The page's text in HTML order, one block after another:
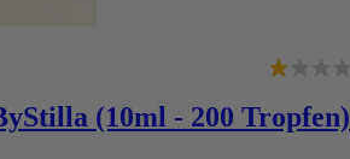
(10ml - 200 Tropfen)